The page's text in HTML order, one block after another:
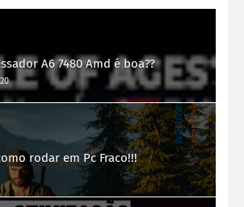
A6 7480 Amd é boa??
rodar em Pc Fraco!!!